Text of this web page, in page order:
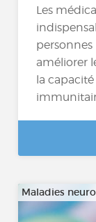
Les
améliorer
la
Maladies